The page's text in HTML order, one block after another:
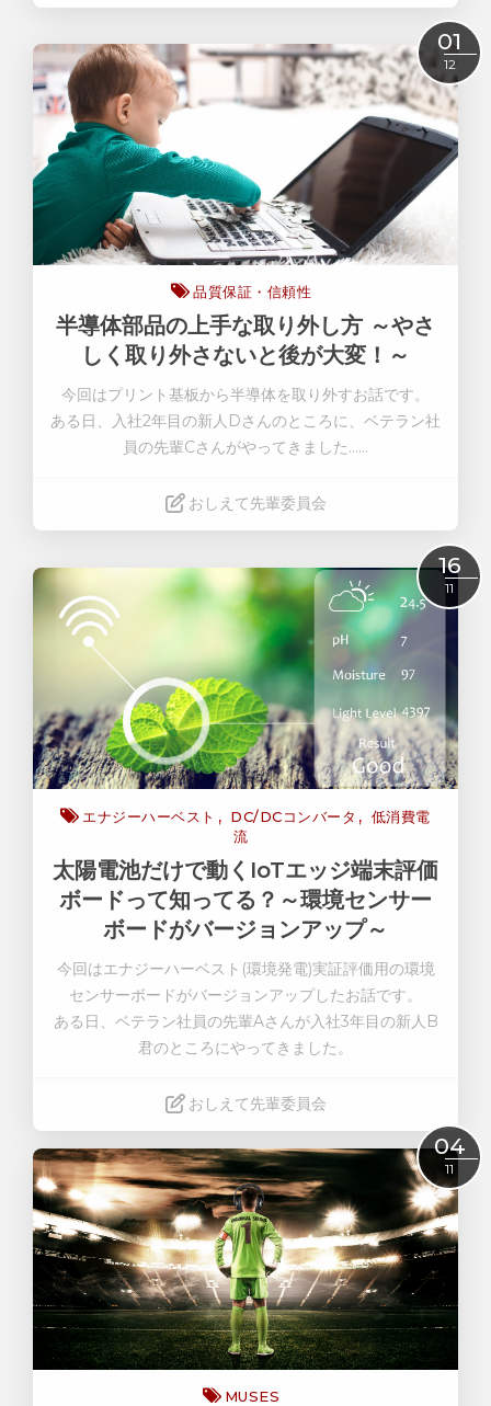
01
12
品質保証・信頼性
半導体部品の上手な取り外し方 ～やさ
しく取り外さないと後が大変！～
今回はプリント基板から半導体を取り外すお話です。
ある日、入社2年目の新人Dさんのところに、ベテラン社
員の先輩Cさんがやってきました……
おしえて先輩委員会
Read More
16
11
エナジーハーベスト DC/DCコンバータ
低消費電
流
太陽電池だけで動くIoTエッジ端末評価
ボードって知ってる？～環境センサー
ボードがバージョンアップ～
今回はエナジーハーベスト(環境発電)実証評価用の環境
センサーボードがバージョンアップしたお話です。
ある日、ベテラン社員の先輩Aさんが入社3年目の新人B
君のところにやってきました。
おしえて先輩委員会
04
11
MUSES